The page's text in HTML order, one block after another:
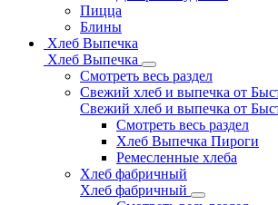
Пицца
Блины
Хлеб Выпечка
Хлеб Выпечка
Смотреть весь раздел
Свежий хлеб и выпечка от
Свежий хлеб и выпечка от
Смотреть весь раздел
Хлеб Выпечка Пироги
Ремесленные хлеба
Хлеб фабричный
Хлеб фабричный